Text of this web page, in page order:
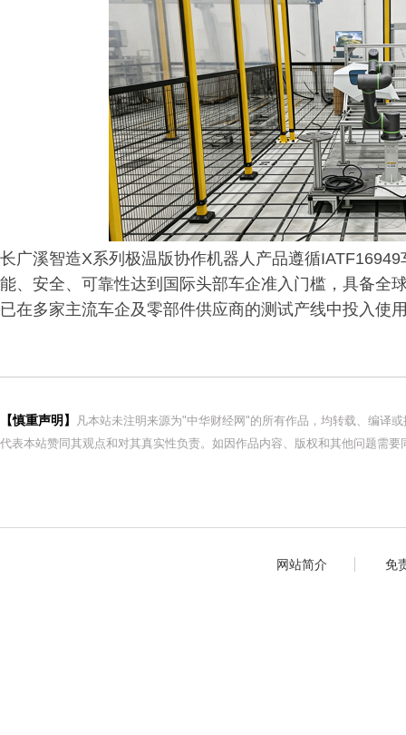
长广溪智造X系列极温版协作机器人产品遵循
能、安全、可靠性达到国际头部车企准入门槛，具备全
已在多家主流车企及零部件供应商的测试产线中投入使
【慎重声明】
凡本站未注明来源为"中华财经网"的所有作品，均转载、编译
代表本站赞同其观点和对其真实性负责。如因作品内容、版权和其他问题需
网站简介 免